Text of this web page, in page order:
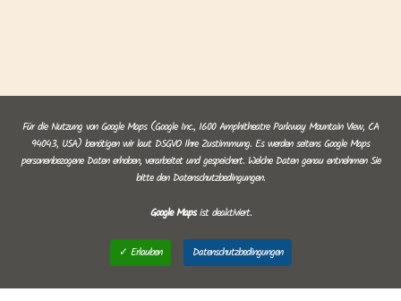
Für die Nutzung von Google Maps (Google Inc., 1600 Amphitheatre Parkway Mountain View, CA
94043, USA) benötigen wir laut DSGVO Ihre Zustimmung. Es werden seitens Google Maps
personenbezogene Daten erhoben, verarbeitet und gespeichert. Welche Daten genau entnehmen Sie
bitte den Datenschutzbedingungen.
Google Mapsist deaktiviert.
✓ Erlauben Datenschutzbedingungen